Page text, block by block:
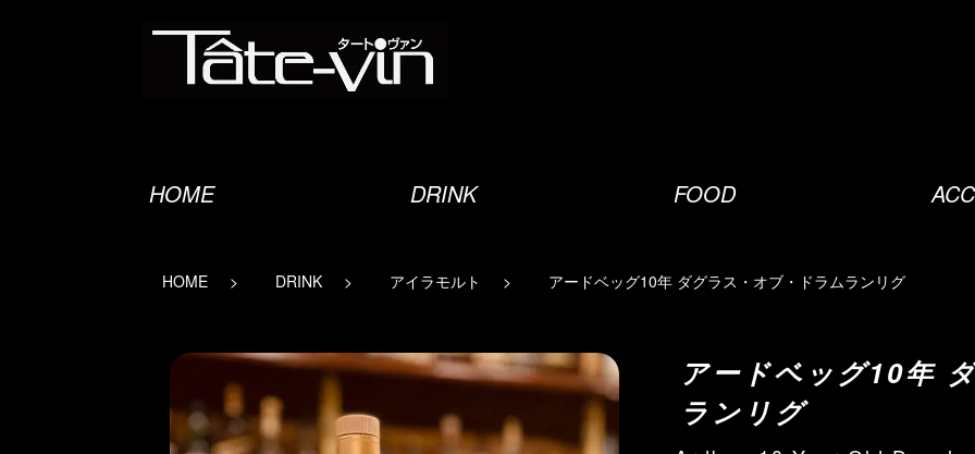
オーセンティックバー
HOME DRINK FOOD
HOME DRINK アイラモルト アードベッグ10年 ダグラス・オブ・ドラムランリグ
アードベッグ10年
ランリグ